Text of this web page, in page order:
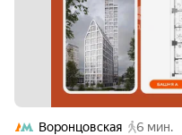
Воронцовская
6 мин.